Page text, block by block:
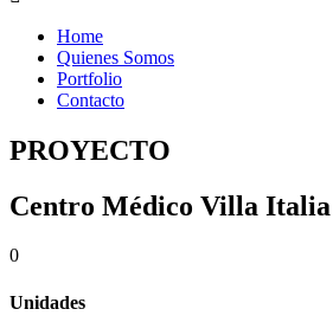
Home
Quienes Somos
Portfolio
Contacto
PROYECTO
Centro Médico Villa Italia
0
Unidades